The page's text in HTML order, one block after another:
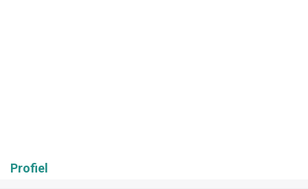
Profiel